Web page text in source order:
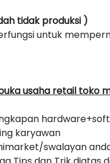
tidak produksi )
untuk
usaha retail toko
karyawan
swalayan